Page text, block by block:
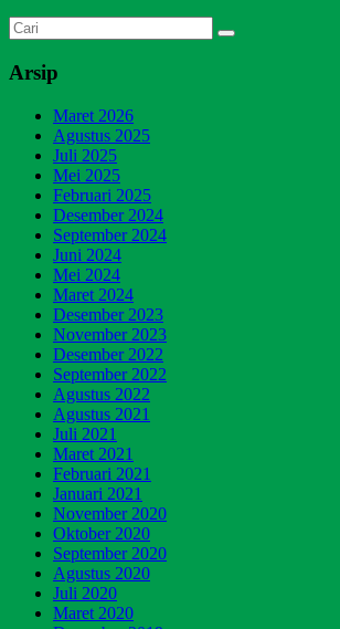
Arsip
Maret 2026
Agustus 2025
Juli 2025
Mei 2025
Februari 2025
Desember 2024
September 2024
Juni 2024
Mei 2024
Maret 2024
Desember 2023
November 2023
Desember 2022
September 2022
Agustus 2022
Agustus 2021
Juli 2021
Maret 2021
Februari 2021
Januari 2021
November 2020
Oktober 2020
September 2020
Agustus 2020
Juli 2020
Maret 2020